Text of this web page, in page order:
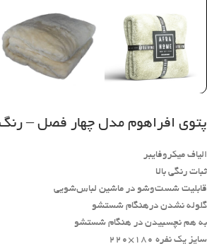
پتوی افراهوم مدل چهار فصل –
الیاف میکروفایبر
ثبات رنگی بالا
قابلیت شست‌وشو در ماشین لباس‌شویی
گلوله نشدن درهنگام شستشو
به هم نچسبیدن در هنگام شستشو
سایز یک نفره 180×220